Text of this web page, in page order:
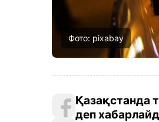
Фото: pixabay
Қазақстанда
деп